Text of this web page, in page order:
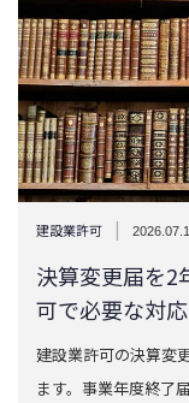
建設業許可 |
決算変更届を2
可で必要な対
建設業許可の決算変
ます。事業年度終了